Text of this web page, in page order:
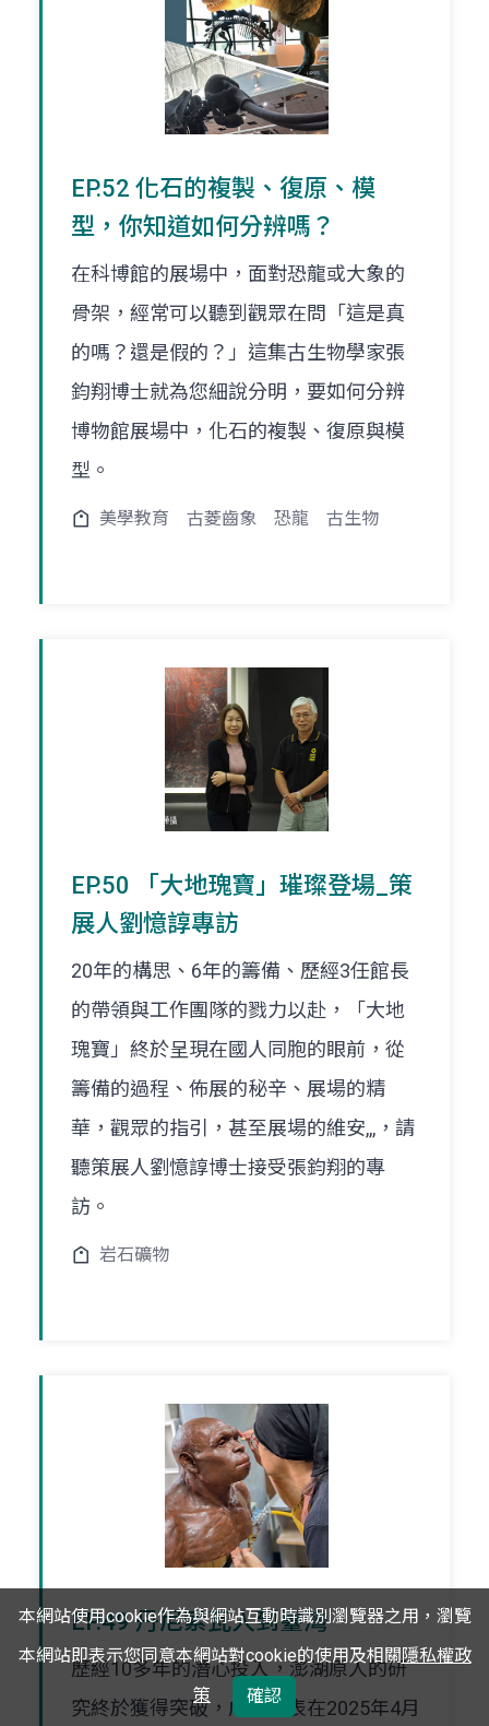
EP.52 化石的複製、復原、模
型，你知道如何分辨嗎？
在科博館的展場中，面對恐龍或大象的
骨架，經常可以聽到觀眾在問「這是真
的嗎？還是假的？」這集古生物學家張
鈞翔博士就為您細說分明，要如何分辨
博物館展場中，化石的複製、復原與模
型。
美學教育 古菱齒象 恐龍 古生物
EP.50 「大地瑰寶」璀璨登場_策
展人劉憶諄專訪
20年的構思、6年的籌備、歷經3任館長
的帶領與工作團隊的戮力以赴，「大地
瑰寶」終於呈現在國人同胞的眼前，從
籌備的過程、佈展的秘辛、展場的精
華，觀眾的指引，甚至展場的維安,,,，請
聽策展人劉憶諄博士接受張鈞翔的專
訪。
岩石礦物
EP.49 丹尼索瓦人到臺灣
歷經10多年的潛心投入，澎湖原人的研
究終於獲得突破，成果發表在2025年4月
本網站使用cookie作為與網站互動時識別瀏覽器之用，瀏覽
本網站即表示您同意本網站對cookie的使用及相關隱私權政
策
確認